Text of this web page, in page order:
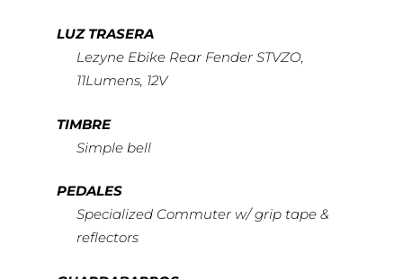
LUZ TRASERA
Lezyne Ebike Rear Fender STVZO,
11Lumens, 12V
TIMBRE
Simple bell
PEDALES
Specialized Commuter w/ grip tape &
reflectors